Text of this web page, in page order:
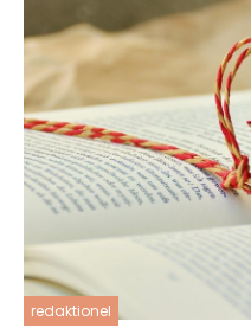
redaktionel